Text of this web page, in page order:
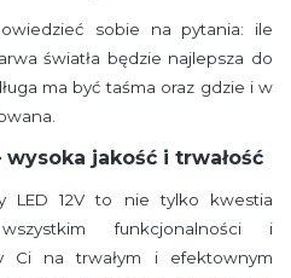
sobie na pytania: ile
światła będzie najlepsza do
ma być taśma oraz gdzie i w
wysoka jakość i trwałość
LED 12V to nie tylko kwestia
funkcjonalności i
Ci na trwałym i efektownym